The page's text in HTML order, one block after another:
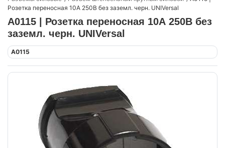
Розетка переносная 10А 250В без заземл. черн. UNIVersal
А0115 | Розетка переносная 10А 250В без
заземл. черн. UNIVersal
А0115